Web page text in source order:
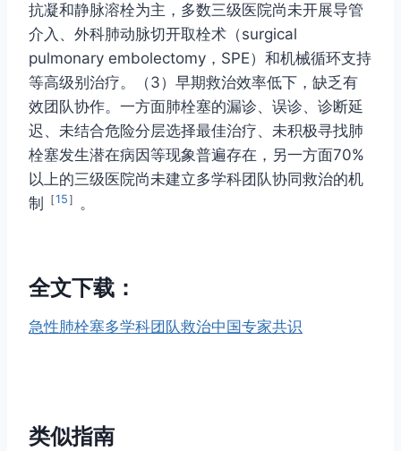
抗凝和静脉溶栓为主，多数三级医院尚未开展导管
介入、外科肺动脉切开取栓术（surgical
pulmonary embolectomy，SPE）和机械循环支持
等高级别治疗。（3）早期救治效率低下，缺乏有
效团队协作。一方面肺栓塞的漏诊、误诊、诊断延
迟、未结合危险分层选择最佳治疗、未积极寻找肺
栓塞发生潜在病因等现象普遍存在，另一方面70%
以上的三级医院尚未建立多学科团队协同救治的机
制
［15 ］ 。
全文下载：
急性肺栓塞多学科团队救治中国专家共识
类似指南